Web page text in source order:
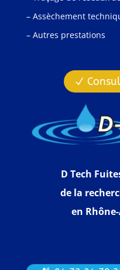
– Assèchement
– Autres prestations
D Tech
de la
en